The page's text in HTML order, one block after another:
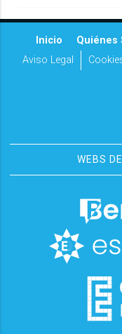
Inicio Quiénes
Aviso Legal
WEBS